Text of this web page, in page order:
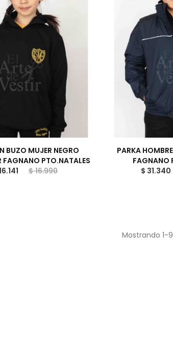
BUZO MUJER NEGRO
FAGNANO PTO.NATALES
$ 16.990
PARKA
FAGNANO
$ 31.340
Mostrando 1-